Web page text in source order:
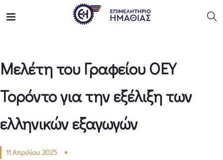
Μελέτη του Γραφείου ΟΕΥ
Τορόντο για την εξέλιξη των
ελληνικών εξαγωγών
11 Απριλίου, 2025